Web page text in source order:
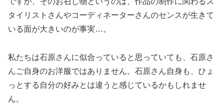
タイリストさんやコーディネーターさんのセンスが生きて
いる面が大きいのが事実… 。
私たちは石原さんに似合っていると思っていても、石原さ
んご自身のお洋服ではありません。石原さん自身も、ひょ
っとする自分の好みとは違うと感じているかもしれませ
ん。